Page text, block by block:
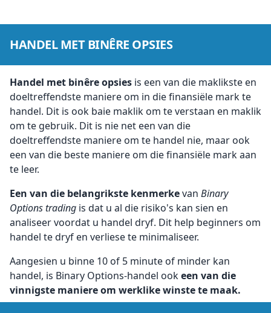
HANDEL MET BINÊRE OPSIES
Handel met binêre opsies is een van die maklikste en
doeltreffendste maniere om in die finansiële mark te
handel. Dit is ook baie maklik om te verstaan en maklik
om te gebruik. Dit is nie net een van die
doeltreffendste maniere om te handel nie, maar ook
een van die beste maniere om die finansiële mark aan
te leer.
Een van die belangrikste kenmerkevan Binary
Options trading is dat u al die risiko's kan sien en
analiseer voordat u handel dryf. Dit help beginners om
handel te dryf en verliese te minimaliseer.
Aangesien u binne 10 of 5 minute of minder kan
handel, is Binary Options-handel ookeen van die
vinnigste maniere om werklike winste te maak.